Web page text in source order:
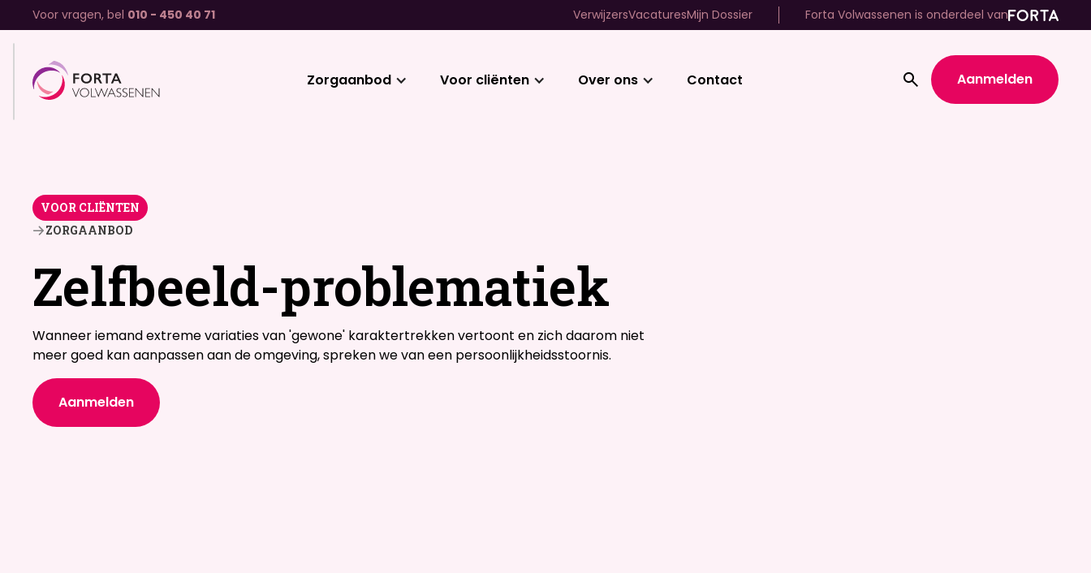
Voor vragen, bel 010 - 450 40 71 VerwijzersVacaturesMijn Dossier Forta Volwassenen is onderdeel van
Zorgaanbod Voor cliënten Over ons Contact Aanmelden
VOOR CLIËNTEN
ZORGAANBOD
Zelfbeeld-problematiek
Wanneer iemand extreme variaties van 'gewone' karaktertrekken vertoont en zich daarom niet
meer goed kan aanpassen aan de omgeving, spreken we van een persoonlijkheidsstoornis.
Aanmelden